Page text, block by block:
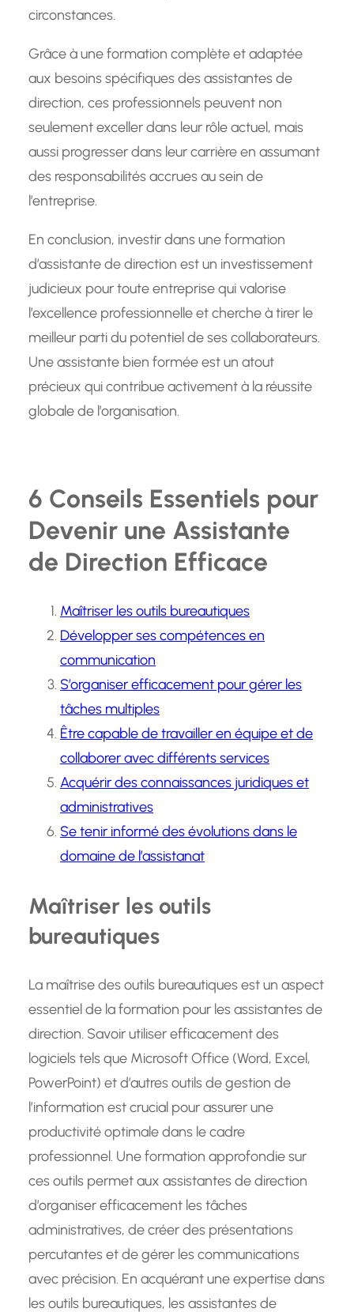
circonstances.
Grâce à une formation complète et adaptée
aux besoins spécifiques des assistantes de
direction, ces professionnels peuvent non
seulement exceller dans leur rôle actuel, mais
aussi progresser dans leur carrière en assumant
des responsabilités accrues au sein de
l’entreprise.
En conclusion, investir dans une formation
d’assistante de direction est un investissement
judicieux pour toute entreprise qui valorise
l’excellence professionnelle et cherche à tirer le
meilleur parti du potentiel de ses collaborateurs.
Une assistante bien formée est un atout
précieux qui contribue activement à la réussite
globale de l’organisation.
6 Conseils Essentiels pour
Devenir une Assistante
de Direction Efficace
Maîtriser les outils bureautiques
Développer ses compétences en
communication
S’organiser efficacement pour gérer les
tâches multiples
Être capable de travailler en équipe et de
collaborer avec différents services
Acquérir des connaissances juridiques et
administratives
Se tenir informé des évolutions dans le
domaine de l’assistanat
Maîtriser les outils
bureautiques
La maîtrise des outils bureautiques est un aspect
essentiel de la formation pour les assistantes de
direction. Savoir utiliser efficacement des
logiciels tels que Microsoft Office (Word, Excel,
PowerPoint) et d’autres outils de gestion de
l’information est crucial pour assurer une
productivité optimale dans le cadre
professionnel. Une formation approfondie sur
ces outils permet aux assistantes de direction
d’organiser efficacement les tâches
administratives, de créer des présentations
percutantes et de gérer les communications
avec précision. En acquérant une expertise dans
les outils bureautiques, les assistantes de